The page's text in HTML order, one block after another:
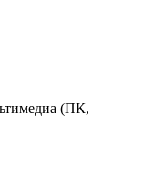
(ПК,